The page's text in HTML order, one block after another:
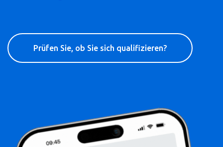
Prüfen Sie, ob Sie sich qualifizieren?